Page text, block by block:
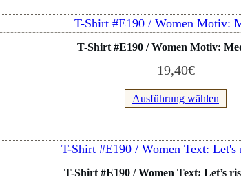
T-Shirt #E190 / Women Motiv:
19,40€
Ausführung wählen
Dieses
Produkt
mehrere
Varianten
auf.
Optionen
können
T-Shirt #E190 / Women Text: Let’s
Dieses